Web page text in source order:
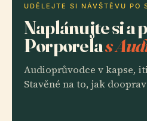
UDĚLEJTE SI NÁVŠTĚVU PO
Naplánujte si a
Porporelas
Audioprůvodce v kapse,
Stavěné na to, jak